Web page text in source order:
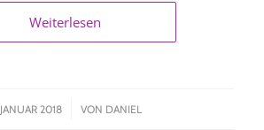
Weiterlesen
2018
/ VON DANIEL